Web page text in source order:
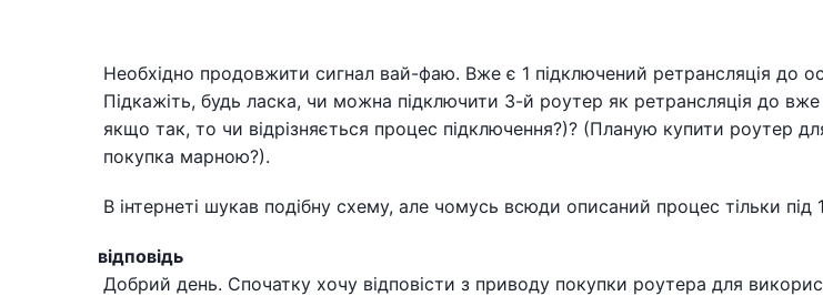
Необхідно продовжити сигнал вай-фаю. Вже є 1 підключений ретрансляція до
Підкажіть, будь ласка, чи можна підключити 3-й роутер як ретрансляція до вже
якщо так, то чи відрізняється процес підключення?)? (Планую купити роутер
покупка марною?).
В інтернеті шукав подібну схему, але чомусь всюди описаний процес тільки під
відповідь
Добрий день. Спочатку хочу відповісти з приводу покупки роутера для